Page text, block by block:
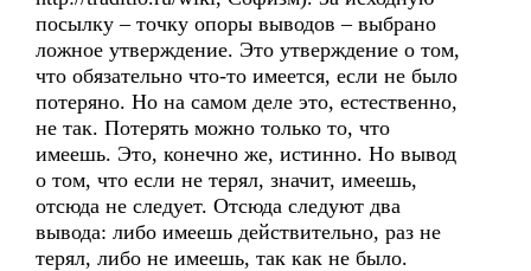
посылку – точку опоры выводов – выбрано
ложное утверждение. Это утверждение о том,
что обязательно что-то имеется, если не было
потеряно. Но на самом деле это, естественно,
не так. Потерять можно только то, что
имеешь. Это, конечно же, истинно. Но вывод
о том, что если не терял, значит, имеешь,
отсюда не следует. Отсюда следуют два
вывода: либо имеешь действительно, раз не
терял, либо не имеешь, так как не было.